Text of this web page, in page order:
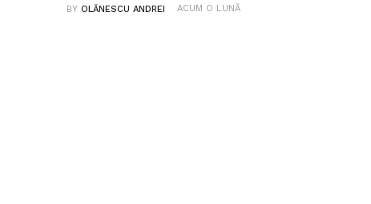
BYOLĂNESCU ANDREI ACUM O LUNĂ